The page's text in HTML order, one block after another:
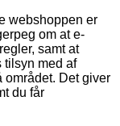
webshoppen er
om at e-
samt at
tilsyn med af
Det giver
du får